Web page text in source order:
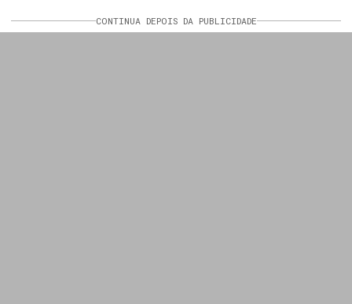
CONTINUA DEPOIS DA PUBLICIDADE